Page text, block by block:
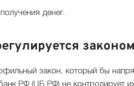
денег.
законом
закон, который бы
РФ (ЦБ РФ) не контролирует